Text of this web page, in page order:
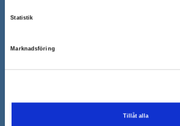
Statistik
Marknadsföring
Tillåt alla
Besöksadress: Nyköpingsvägen 26
kontaktcenter@sodertalje.se